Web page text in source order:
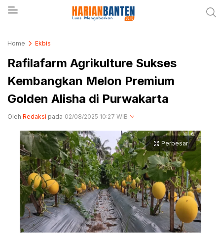
Harianbanten.co.id
Ini
Home Ekbis
Rafilafarm Agrikulture Sukses
Kembangkan Melon Premium
Golden Alisha di Purwakarta
Oleh Redaksi pada 02/08/2025 10:27 WIB
Perbesar